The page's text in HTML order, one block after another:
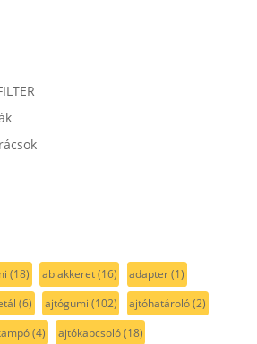
(18) ablakkeret(16) adapter(1)
(6) ajtógumi (102) ajtóhatároló(2)
(4) ajtókapcsoló(18)